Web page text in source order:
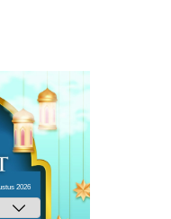
2026